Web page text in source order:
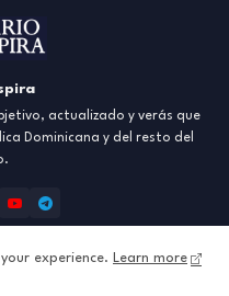
actualizado y verás que
Dominicana y del resto del
experience. Learn more